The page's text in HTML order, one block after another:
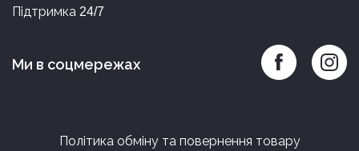
Підтримка 24/7
Ми в соцмережах
Політика обміну та повернення товару